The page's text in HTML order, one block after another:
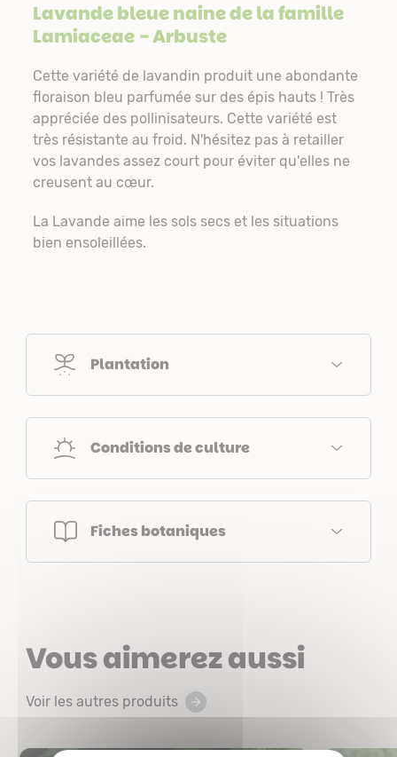
Lavande bleue naine de la famille
Lamiaceae- Arbuste
Cette variété de lavandin produit une abondante
floraison bleu parfumée sur des épis hauts ! Très
appréciée des pollinisateurs. Cette variété est
très résistante au froid. N'hésitez pas à retailler
vos lavandes assez court pour éviter qu'elles ne
creusent au cœur.
La Lavande aime les sols secs et les situations
bien ensoleillées.
Plantation
Conditions de culture
Fiches botaniques
Vous aimerez aussi
Voir les autres produits